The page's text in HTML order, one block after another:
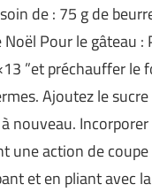
de : 75 g de
Pour le gâteau
”et préchauffer le
Ajoutez le
nouveau.
une action de
et en pliant avec